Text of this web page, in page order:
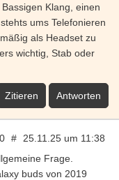
Klang, einen
ums Telefonieren
als Headset zu
wichtig, Stab oder
Zitieren Antworten
0 # 25.11.25 um 11:38
Frage.
buds von 2019